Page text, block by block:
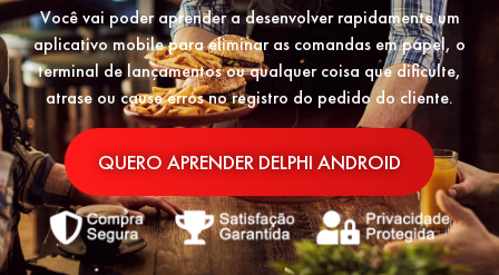
Você vai poder aprender a desenvolver rapidamente um
aplicativo mobile para eliminar as comandas em papel, o
terminal de lançamentos ou qualquer coisa que dificulte,
atrase ou cause erros no registro do pedido do cliente.
QUERO APRENDER DELPHI ANDROID